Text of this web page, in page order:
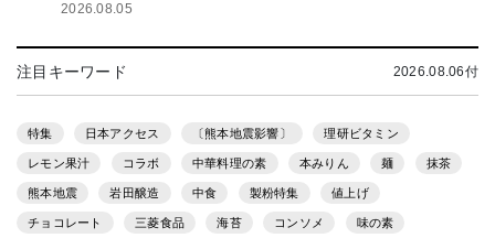
2026.08.05
注目キーワード 2026.08.06付
特集 日本アクセス 〔熊本地震影響〕 理研ビタミン
レモン果汁 コラボ 中華料理の素 本みりん 麺 抹茶
熊本地震 岩田醸造 中食 製粉特集 値上げ
チョコレート 三菱食品 海苔 コンソメ 味の素